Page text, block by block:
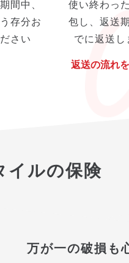
間中、
存分お
さい
使い終わっ
包し、返送
でに返送し
返送の流れ
イルの保険
万が一の破損も